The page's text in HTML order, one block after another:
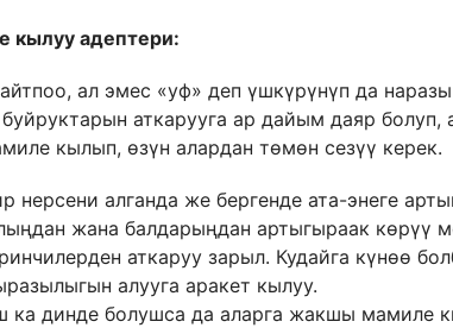
кылуу адептери:
ал эмес «уф» деп үшкүрүнүп да
аткарууга ар дайым даяр болуп,
кылып, өзүн алардан төмөн сезүү керек.
нерсени алганда же бергенде ата-энеге
жана балдарыңдан артыгыраак көрүү
аткаруу зарыл. Кудайга күнөө
алууга аракет кылуу.
ка динде болушса да аларга жакшы мамиле